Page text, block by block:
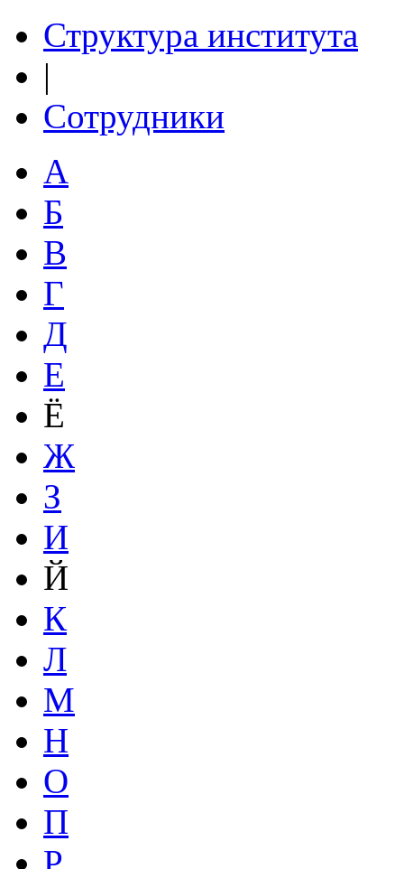
Структура института
|
Сотрудники
А
Б
В
Г
Д
Е
Ё
Ж
З
И
Й
К
Л
М
Н
О
П